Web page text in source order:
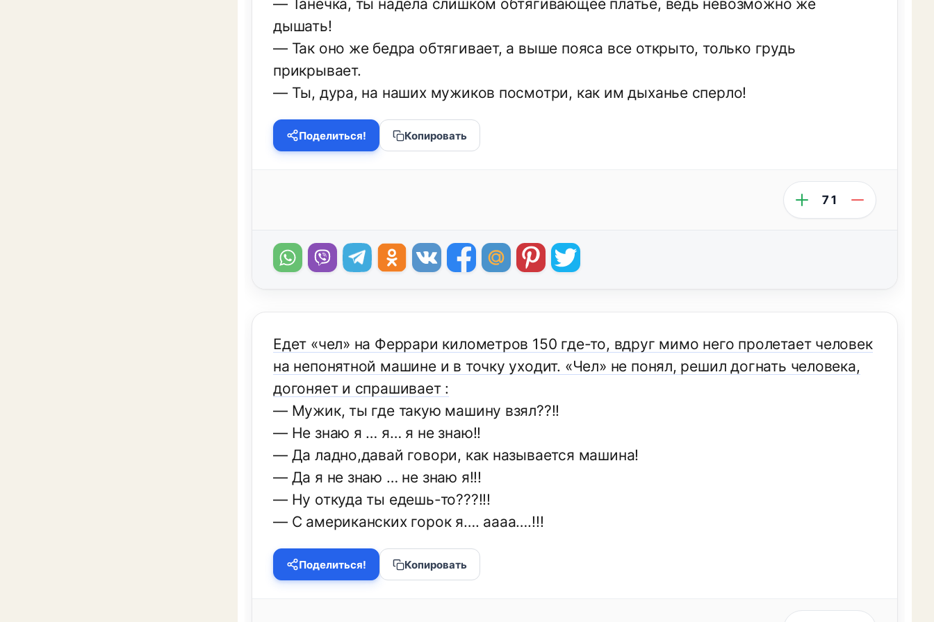
— Танечка, ты надела слишком обтягивающее платье, ведь невозможно же
дышать!
— Так оно же бедра обтягивает, а выше пояса все открыто, только грудь
прикрывает.
— Ты, дура, на наших мужиков посмотри, как им дыханье сперло!
Поделиться! Копировать
71
Едет «чел» на Феррари километров 150 где-то, вдруг мимо него пролетает человек
на непонятной машине и в точку уходит. «Чел» не понял, решил догнать человека,
догоняет и спрашивает :
— Мужик, ты где такую машину взял??!!
— Не знаю я … я… я не знаю!!
— Да ладно,давай говори, как называется машина!
— Да я не знаю … не знаю я!!!
— Ну откуда ты едешь-то???!!!
— С американских горок я…. аааа….!!!
Поделиться! Копировать